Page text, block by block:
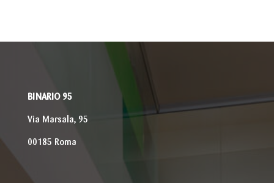
BINARIO 95
Via Marsala, 95
00185 Roma